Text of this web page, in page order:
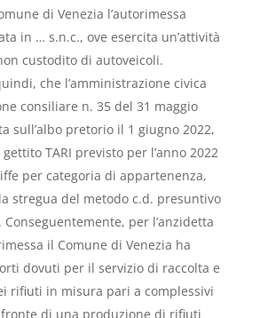
di Venezia l’autorimessa
in … s.n.c., ove esercita un’attività
custodito di autoveicoli.
che l’amministrazione civica
consiliare n. 35 del 31 maggio
sull’albo pretorio il 1 giugno 2022,
TARI previsto per l’anno 2022
per categoria di appartenenza,
stregua del metodo c.d. presuntivo
per l’anzidetta
il Comune di Venezia ha
dovuti per il servizio di raccolta e
rifiuti in misura pari a complessivi
di una produzione di rifiuti